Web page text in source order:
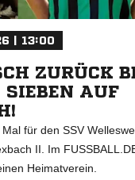
| 13:00
ZURÜCK
AUF
für den SSV
II. Im
Heimatverein.